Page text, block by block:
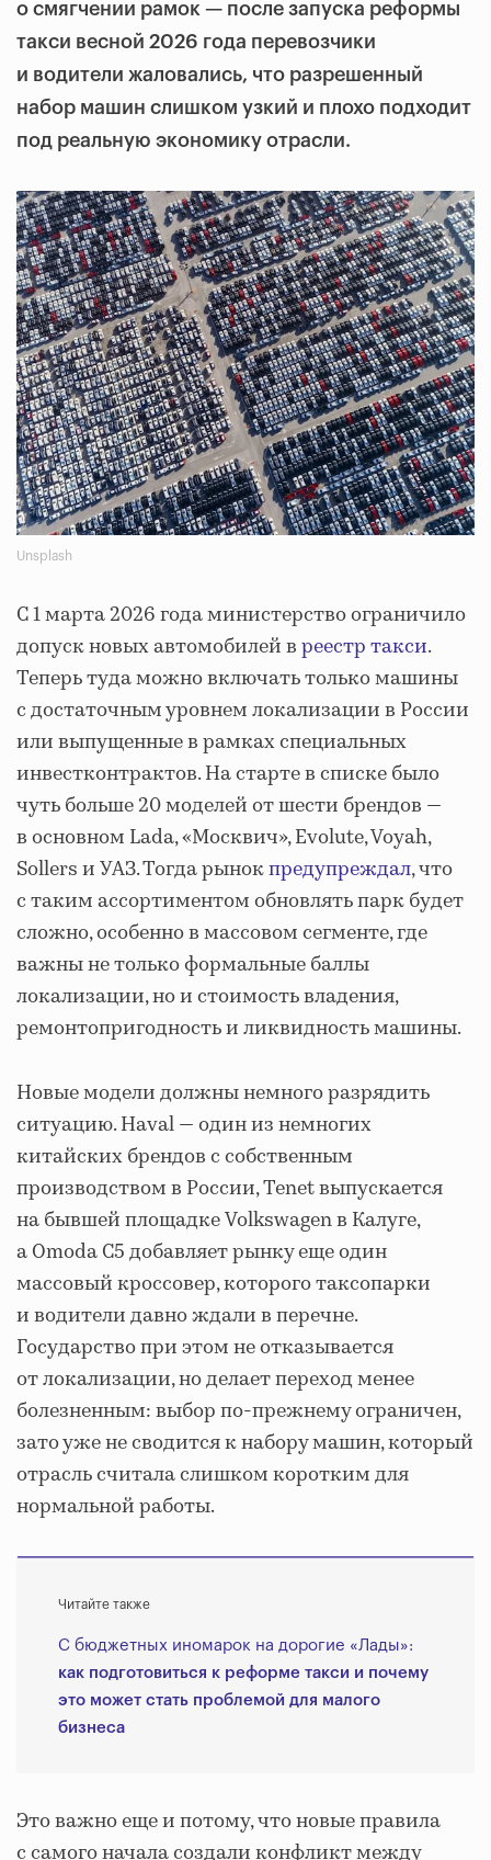
о смягчении рамок — после запуска реформы
такси весной 2026 года перевозчики
и водители жаловались, что разрешенный
набор машин слишком узкий и плохо подходит
под реальную экономику отрасли.
Unsplash
С 1 марта 2026 года министерство ограничило
допуск новых автомобилей вреестр такси.
Теперь туда можно включать только машины
с достаточным уровнем локализации в России
или выпущенные в рамках специальных
инвестконтрактов. На старте в списке было
чуть больше 20 моделей от шести брендов —
в основном Lada, «Москвич», Evolute, Voyah,
Sollers и УАЗ. Тогда рынокпредупреждал, что
с таким ассортиментом обновлять парк будет
сложно, особенно в массовом сегменте, где
важны не только формальные баллы
локализации, но и стоимость владения,
ремонтопригодность и ликвидность машины.
Новые модели должны немного разрядить
ситуацию. Haval — один из немногих
китайских брендов с собственным
производством в России, Tenet выпускается
на бывшей площадке Volkswagen в Калуге,
а Omoda C5 добавляет рынку еще один
массовый кроссовер, которого таксопарки
и водители давно ждали в перечне.
Государство при этом не отказывается
от локализации, но делает переход менее
болезненным: выбор по-прежнему ограничен,
зато уже не сводится к набору машин, который
отрасль считала слишком коротким для
нормальной работы.
Читайте также
С бюджетных иномарок на дорогие «Лады»:
как подготовиться к реформе такси и почему
это может стать проблемой для малого
бизнеса
Это важно еще и потому, что новые правила
с самого начала создали конфликт между